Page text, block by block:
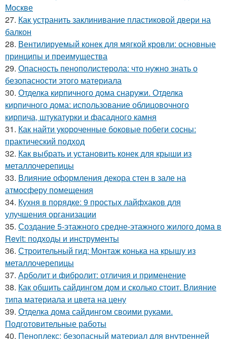
Москве
27. Как устранить заклинивание пластиковой двери на
балкон
28. Вентилируемый конек для мягкой кровли: основные
принципы и преимущества
29. Опасность пенополистерола: что нужно знать о
безопасности этого материала
30. Отделка кирпичного дома снаружи. Отделка
кирпичного дома: использование облицовочного
кирпича, штукатурки и фасадного камня
31. Как найти укороченные боковые побеги сосны:
практический подход
32. Как выбрать и установить конек для крыши из
металлочерепицы
33. Влияние оформления декора стен в зале на
атмосферу помещения
34. Кухня в порядке: 9 простых лайфхаков для
улучшения организации
35. Создание 5-этажного средне-этажного жилого дома в
Revit: подходы и инструменты
36. Строительный гид: Монтаж конька на крышу из
металлочерепицы
37. Арболит и фибролит: отличия и применение
38. Как обшить сайдингом дом и сколько стоит. Влияние
типа материала и цвета на цену
39. Отделка дома сайдингом своими руками.
Подготовительные работы
40. Пеноплекс: безопасный материал для внутренней